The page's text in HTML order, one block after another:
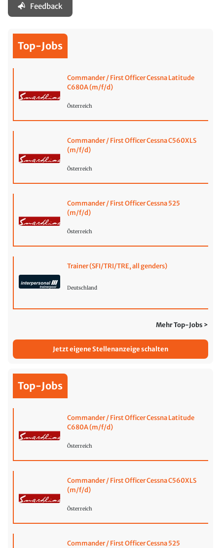
Feedback
Top-Jobs
Commander / First Officer Cessna Latitude
C680A (m/f/d)
Österreich
Commander / First Officer Cessna C560XLS
(m/f/d)
Österreich
Commander / First Officer Cessna 525
(m/f/d)
Österreich
Trainer (SFI/TRI/TRE, all genders)
Deutschland
Mehr Top-Jobs >
Jetzt eigene Stellenanzeige schalten
Top-Jobs
Commander / First Officer Cessna Latitude
C680A (m/f/d)
Österreich
Commander / First Officer Cessna C560XLS
(m/f/d)
Österreich
Commander / First Officer Cessna 525